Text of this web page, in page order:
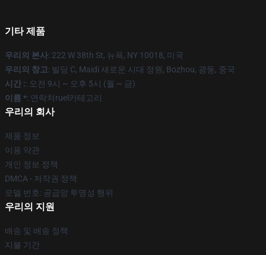
기타 제품
우리의 본사: 222 W 38th St, 뉴욕, NY 10018, 미국
우리의 창고: 빌딩 C, Maidi 새로운 시대 정원, Bozhou, 광동, 중국
시간 :: 오전 9시 ~ 오후 5시 (월 ~ 금)
이름 *: 연락처ruel카테고리
우리의 회사
제품 정보
이용 약관
개인 정보 정책
DMCA - 저작권 정책
모델 번호: 공급망 투명성 행위
우리의 지원
배송 및 배송 정책
지불 기간